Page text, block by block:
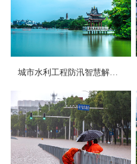
城市水利工程防汛智慧解决方案